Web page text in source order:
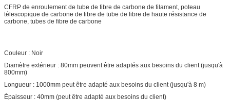
CFRP de enroulement de tube de fibre de carbone de filament, poteau
télescopique de carbone de fibre de tube de fibre de haute résistance de
carbone, tubes de fibre de carbone
Couleur : Noir
Diamètre extérieur : 80mm peuvent être adaptés aux besoins du client (jusqu'à
800mm)
Longueur : 1000mm peut être adapté aux besoins du client (jusqu'à 8 m)
Épaisseur : 40mm (peut être adapté aux besoins du client)